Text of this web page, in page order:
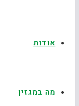
אודות
מה במגזין